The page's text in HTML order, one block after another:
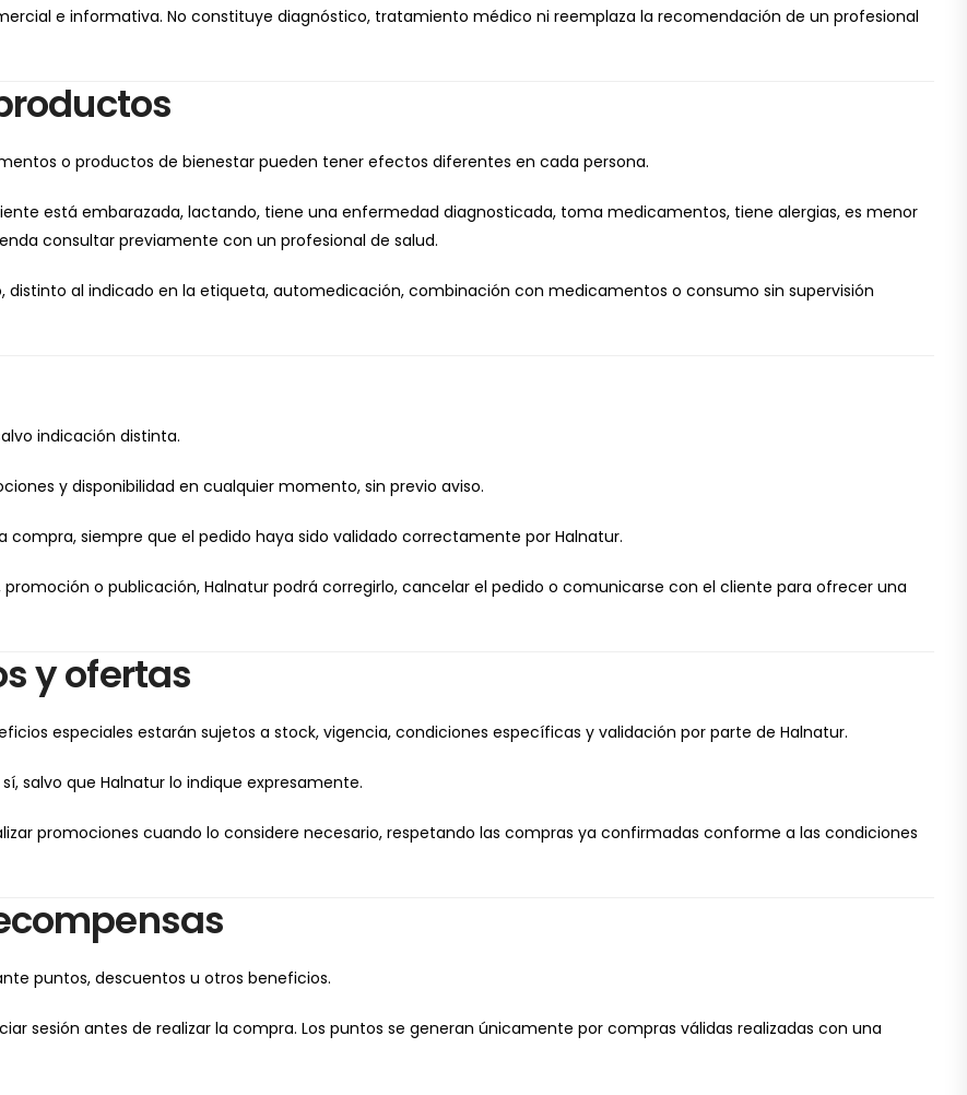
e informativa. No constituye diagnóstico, tratamiento médico ni reemplaza la recomendación de un profesional
o productos de bienestar pueden tener efectos diferentes en cada persona.
está embarazada, lactando, tiene una enfermedad diagnosticada, toma medicamentos, tiene alergias, es menor
consultar previamente con un profesional de salud.
distinto al indicado en la etiqueta, automedicación, combinación con medicamentos o consumo sin supervisión
indicación distinta.
y disponibilidad en cualquier momento, sin previo aviso.
siempre que el pedido haya sido validado correctamente por Halnatur.
o publicación, Halnatur podrá corregirlo, cancelar el pedido o comunicarse con el cliente para ofrecer una
y ofertas
especiales estarán sujetos a stock, vigencia, condiciones específicas y validación por parte de Halnatur.
salvo que Halnatur lo indique expresamente.
promociones cuando lo considere necesario, respetando las compras ya confirmadas conforme a las condiciones
puntos, descuentos u otros beneficios.
sesión antes de realizar la compra. Los puntos se generan únicamente por compras válidas realizadas con una